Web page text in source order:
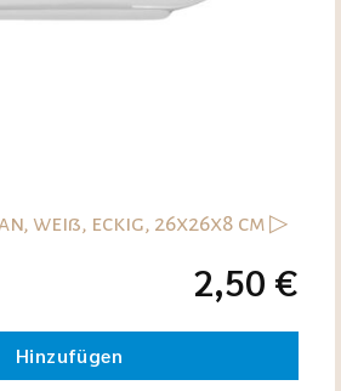
weiß, eckig, 26x26x8 cm ▷
2,50 €
Hinzufügen